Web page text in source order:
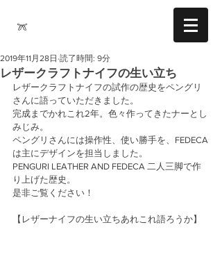
レザークラフトナイフの生い立ち
2019年11月28日 読了時間: 9分
レザークラフトナイフの試作の歴史をペングリ
さんに語っていただきました。
完成までかれこれ2年。色々作ってきたナーとし
みじみ。
ペングリさんには操作性、使い勝手を、FEDECA
は主にデザインを担当しました。
PENGURI LEATHER AND FEDECA 二人三脚で作
り上げた歴史。
是非ご覧ください！
【レザーナイフの生い立ちあれこれ語ろうか】